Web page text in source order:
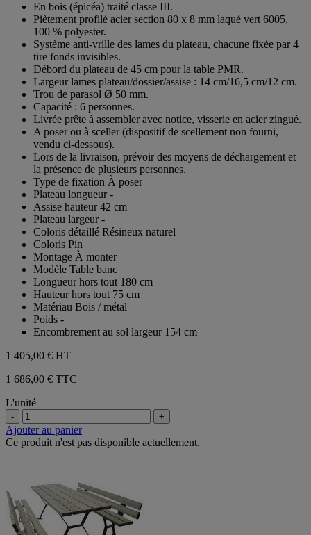
étoiles.
En bois (épicéa) traité classe III.
Piètement profilé acier section 80 x 8 mm laqué vert 6005,
100 % polyester.
Système anti-vrille des lames du plateau, chacune fixée par 4
tire fonds invisibles.
Débord du plateau de 45 cm pour la table PMR.
Largeur lames plateau/dossier/assise : 14 cm/16,5 cm/12 cm.
Trou de parasol Ø 50 mm.
Capacité : 6 personnes.
Livrée prête à assembler avec notice, visserie en acier zingué.
A poser ou à sceller (dispositif de scellement non fourni,
vendu ci-dessous).
Lors de la livraison, prévoir des moyens de déchargement et
la présence de plusieurs personnes.
Type de fixation À poser
Plateau longueur -
Assise hauteur 42 cm
Plateau largeur -
Coloris détaillé Résineux naturel
Coloris Pin
Montage À monter
Modèle Table banc
Longueur hors tout 180 cm
Hauteur hors tout 75 cm
Matériau Bois / métal
Poids -
Encombrement au sol largeur 154 cm
1 405,00 € HT
1 686,00 € TTC
L'unité
- +
Ajouter au panier
Ce produit n'est pas disponible actuellement.